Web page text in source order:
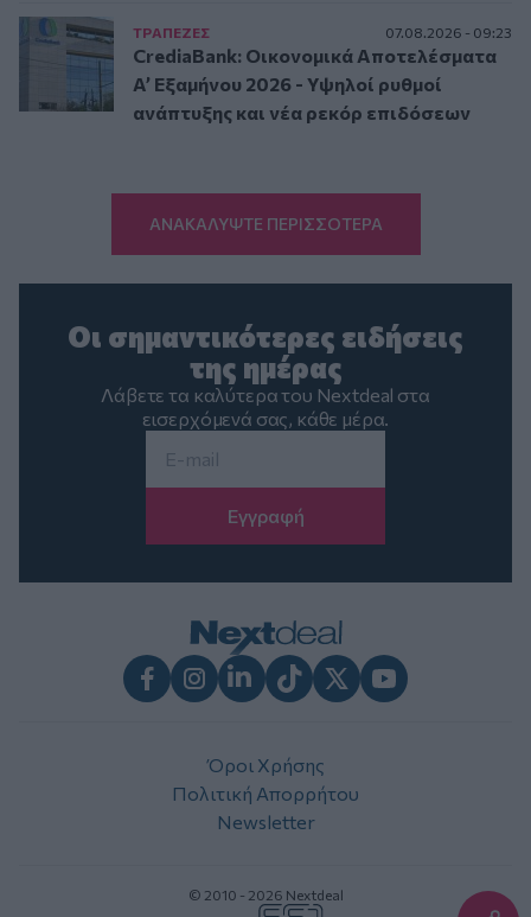
ΤΡAΠΕΖΕΣ 07.08.2026 - 09:23
CrediaBank: Οικονομικά Αποτελέσματα
A’ Εξαμήνου 2026 - Υψηλοί ρυθμοί
ανάπτυξης και νέα ρεκόρ επιδόσεων
ΑΝΑΚΑΛΥΨΤΕ ΠΕΡΙΣΣΟΤΕΡΑ
Οι σημαντικότερες ειδήσεις
της ημέρας
Λάβετε τα καλύτερα του Nextdeal στα
εισερχόμενά σας, κάθε μέρα.
Όροι Χρήσης
Πολιτική Απορρήτου
Newsletter
© 2010 - 2026 Nextdeal